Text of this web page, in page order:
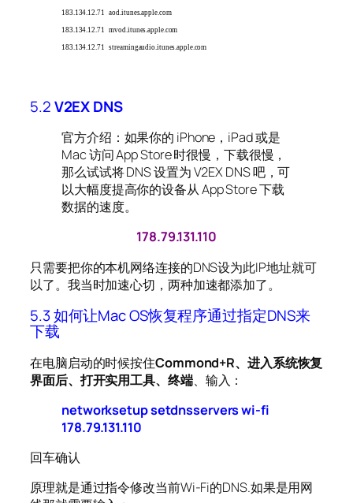
183.134.12.71 aod.itunes.apple.com
183.134.12.71 mvod.itunes.apple.com
183.134.12.71 streamingaudio.itunes.apple.com
5.2V2EX DNS
官方介绍：如果你的 iPhone，iPad 或是
Mac 访问 App Store 时很慢，下载很慢，
那么试试将 DNS 设置为 V2EX DNS 吧，可
以大幅度提高你的设备从 App Store 下载
数据的速度。
178.79.131.110
只需要把你的本机网络连接的DNS设为此IP地址就可
以了。我当时加速心切，两种加速都添加了。
5.3 如何让Mac OS恢复程序通过指定DNS来
下载
在电脑启动的时候按住Commond+R、进入系统恢复
界面后、打开实用工具、终端、输入：
networksetup setdnsservers wi-fi
178.79.131.110
回车确认
原理就是通过指令修改当前Wi-Fi的DNS.如果是用网